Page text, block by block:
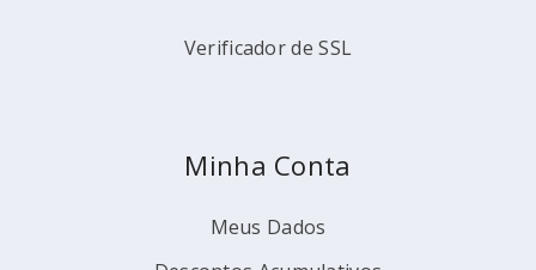
Verificador de SSL
Minha Conta
Meus Dados